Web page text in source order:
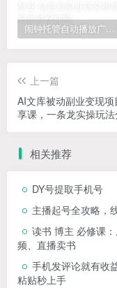
闹钟托管自动播放广告，单机5-10，无需人工操作
上一篇
AI文库被动副业变现项
享课，一条龙实操玩法
相关推荐
DY号提取手机号
主播起号全攻略，
读书 博主 必修课
频、直播卖书
手机发评论就有收
粘贴秒上手